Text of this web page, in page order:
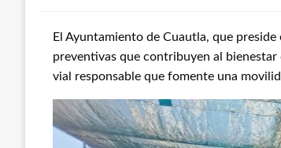
El Ayuntamiento de Cuautla, que
preventivas que contribuyen al
vial responsable que fomente una